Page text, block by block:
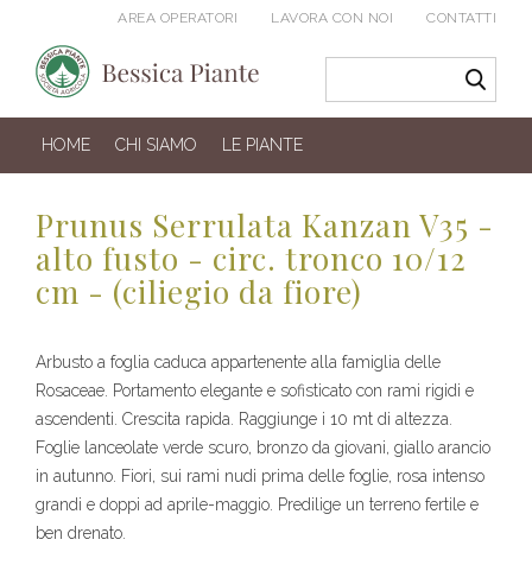
AREA OPERATORI LAVORA CON NOI CONTATTI
HOME CHI SIAMO LE PIANTE
Prunus Serrulata Kanzan V35 -
alto fusto - circ. tronco 10/12
cm - (ciliegio da fiore)
Arbusto a foglia caduca appartenente alla famiglia delle
Rosaceae. Portamento elegante e sofisticato con rami rigidi e
ascendenti. Crescita rapida. Raggiunge i 10 mt di altezza.
Foglie lanceolate verde scuro, bronzo da giovani, giallo arancio
in autunno. Fiori, sui rami nudi prima delle foglie, rosa intenso
grandi e doppi ad aprile-maggio. Predilige un terreno fertile e
ben drenato.